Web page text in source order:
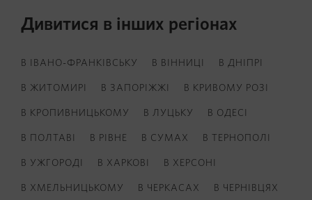
Дивитися в інших регіонах
В ІВАНО-ФРАНКІВСЬКУ В ВІННИЦІ В ДНІПРІ
В ЖИТОМИРІ В ЗАПОРІЖЖІ В КРИВОМУ РОЗІ
В КРОПИВНИЦЬКОМУ В ЛУЦЬКУ В ОДЕСІ
В ПОЛТАВІ В РІВНЕ В СУМАХ В ТЕРНОПОЛІ
В УЖГОРОДІ В ХАРКОВІ В ХЕРСОНІ
В ХМЕЛЬНИЦЬКОМУ В ЧЕРКАСАХ В ЧЕРНІВЦЯХ